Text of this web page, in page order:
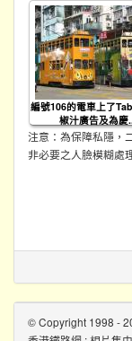
編號106的電車上了
椒汁廣告及為慶
注意：為保障私隱，
非必要之人臉模糊處
© Copyright 1998 -